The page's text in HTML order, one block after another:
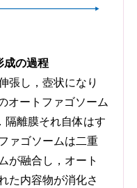
の過程
張し，壺状になり
オートファゴソーム
隔離膜それ自体はす
ァゴソームは二重
が融合し，オート
た内容物が消化さ